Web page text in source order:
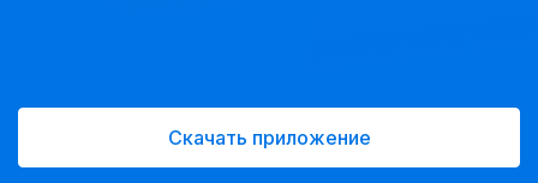
Скачать приложение